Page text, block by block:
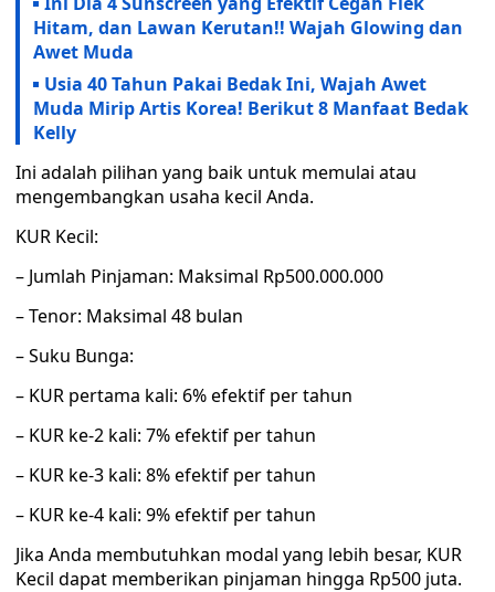
Hitam, dan Lawan Kerutan!! Wajah Glowing dan
Awet Muda
Usia 40 Tahun Pakai Bedak Ini, Wajah Awet
Muda Mirip Artis Korea! Berikut 8 Manfaat Bedak
Kelly
Ini adalah pilihan yang baik untuk memulai atau
mengembangkan usaha kecil Anda.
KUR Kecil:
– Jumlah Pinjaman: Maksimal Rp500.000.000
– Tenor: Maksimal 48 bulan
– Suku Bunga:
– KUR pertama kali: 6% efektif per tahun
– KUR ke-2 kali: 7% efektif per tahun
– KUR ke-3 kali: 8% efektif per tahun
– KUR ke-4 kali: 9% efektif per tahun
Jika Anda membutuhkan modal yang lebih besar, KUR
Kecil dapat memberikan pinjaman hingga Rp500 juta.